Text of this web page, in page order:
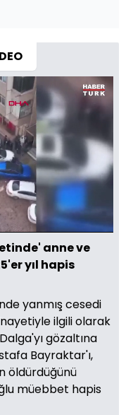
Oynatma
Hızı
anne ve
yıl hapis
yanmış cesedi
ilgili olarak
gözaltına
Bayraktar'ı,
öldürdüğünü
müebbet hapis